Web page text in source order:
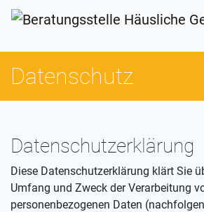
Datenschutz
Datenschutzerklärung
Diese Datenschutzerklärung klärt Sie
Umfang und Zweck der Verarbeitung
personenbezogenen Daten